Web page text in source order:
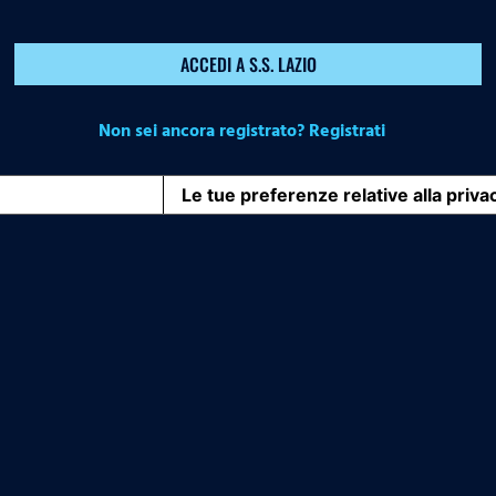
ACCEDI A S.S. LAZIO
Non sei ancora registrato? Registrati
Le tue preferenze relative alla